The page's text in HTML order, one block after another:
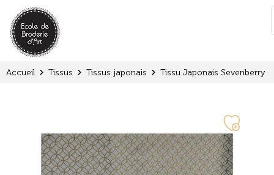
:
Accueil Tissus Tissus japonais Tissu Japonais Sevenberry
Panneau de gestion des cookies